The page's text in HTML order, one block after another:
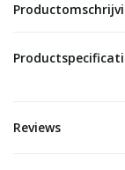
Reviews